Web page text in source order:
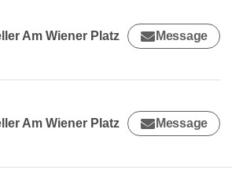
Am Wiener Platz Message
Am Wiener Platz Message